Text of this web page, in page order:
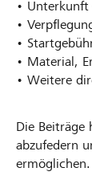
•
•
•
• Material,
• Weitere
Die Beiträge
abzufedern
ermöglichen.